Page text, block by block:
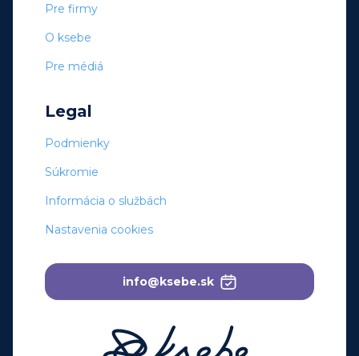
Pre firmy
O ksebe
Pre médiá
Legal
Podmienky
Súkromie
Informácia o službách
Nastavenia cookies
info@ksebe.sk